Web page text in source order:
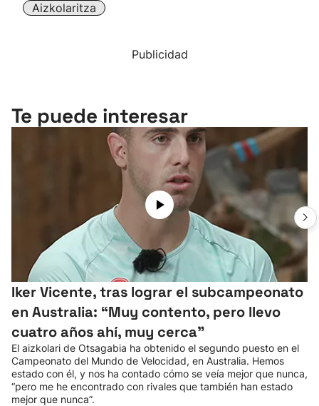
Aizkolaritza
Publicidad
Te puede interesar
Iker Vicente, tras lograr el subcampeonato
en Australia: “Muy contento, pero llevo
cuatro años ahí, muy cerca”
El aizkolari de Otsagabia ha obtenido el segundo puesto en el
Campeonato del Mundo de Velocidad, en Australia. Hemos
estado con él, y nos ha contado cómo se veía mejor que nunca,
“pero me he encontrado con rivales que también han estado
mejor que nunca”.